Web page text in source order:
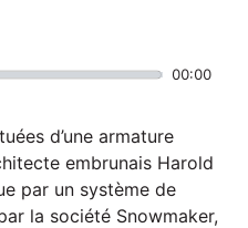
00:00
d’une armature
embrunais Harold
par un système de
la société Snowmaker,